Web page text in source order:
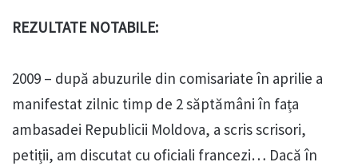
REZULTATE NOTABILE:
2009 – după abuzurile din comisariate în aprilie a
manifestat zilnic timp de 2 săptămâni în fața
ambasadei Republicii Moldova, a scris scrisori,
petiții, am discutat cu oficiali francezi… Dacă în